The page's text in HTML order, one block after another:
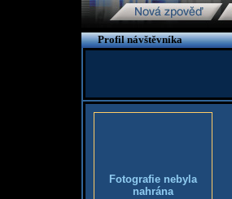
Profil návštěvníka
Fotografie nebyla
nahrána